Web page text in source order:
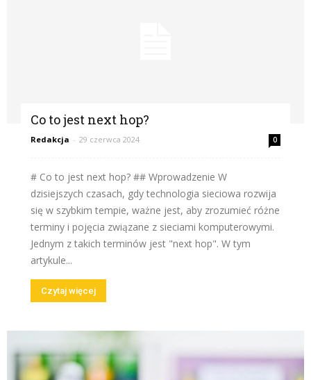
Co to jest next hop?
Redakcja - 29 czerwca 2024 0
# Co to jest next hop? ## Wprowadzenie W
dzisiejszych czasach, gdy technologia sieciowa rozwija
się w szybkim tempie, ważne jest, aby zrozumieć różne
terminy i pojęcia związane z sieciami komputerowymi.
Jednym z takich terminów jest "next hop". W tym
artykule...
Czytaj więcej